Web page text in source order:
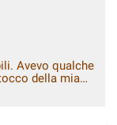
della mia